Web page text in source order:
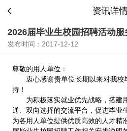
资讯详
2026届毕业生校园招聘活动服
发布时间：2017-12-12
尊敬的用人单位：
衷心感谢贵单位长期以来对我校
持！
为积极落实就业优先战略，搭建
通、双向选择的交流平台，促进毕业
为各用人单位提供优质高效的人才精